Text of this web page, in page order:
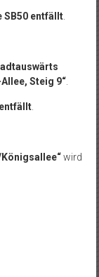
SB50 entfällt.
Steig 9“.
ällt.
wird